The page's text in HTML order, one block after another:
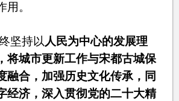
。
坚持以人民为中心的发展理
将城市更新工作与宋都古城保
融合，加强历史文化传承， 同
经济，深入贯彻党的二十大精